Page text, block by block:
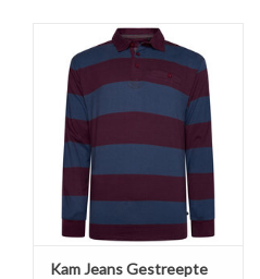
Kam Jeans Gestreepte